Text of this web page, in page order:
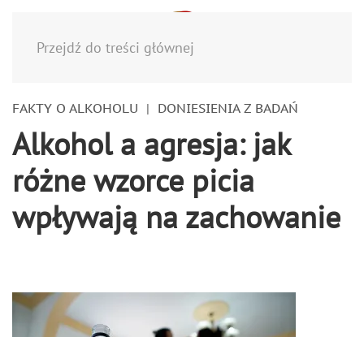
Przejdź do treści głównej
FAKTY O ALKOHOLU DONIESIENIA Z BADAŃ
Alkohol a agresja: jak
różne wzorce picia
wpływają na zachowanie